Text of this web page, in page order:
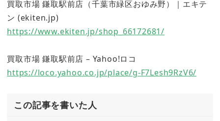
買取市場 鎌取駅前店（千葉市緑区おゆみ野）｜エキテ
ン (ekiten.jp)
https://www.ekiten.jp/shop_66172681/
買取市場 鎌取駅前店 – Yahoo!ロコ
https://loco.yahoo.co.jp/place/g-F7Lesh9RzV6/
この記事を書いた人